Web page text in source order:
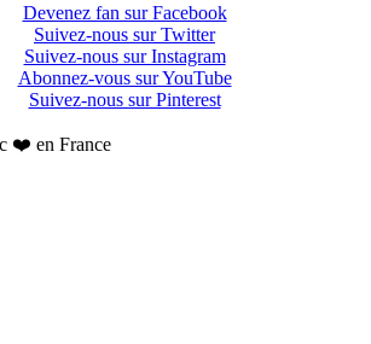
Devenez fan sur Facebook
Suivez-nous sur Twitter
Suivez-nous sur Instagram
Abonnez-vous sur YouTube
Suivez-nous sur Pinterest
❤️ en France